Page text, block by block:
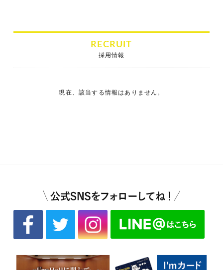
RECRUIT
採用情報
現在、該当する情報はありません。